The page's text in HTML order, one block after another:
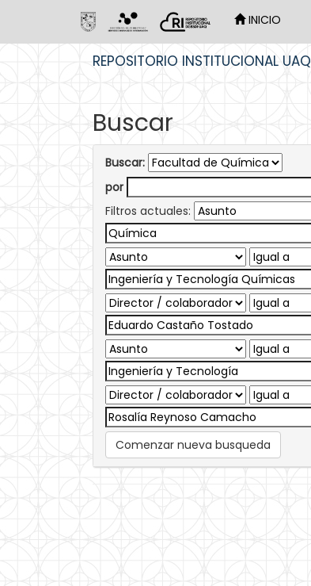
INICIO
REPOSITORIO INSTITUCIONAL UAQ
Buscar
Buscar:
por
Filtros actuales:
Comenzar nueva busqueda